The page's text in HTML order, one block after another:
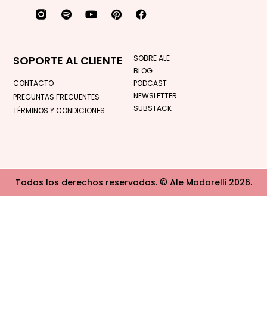
SOBRE ALE
BLOG
PODCAST
NEWSLETTER
SUBSTACK
SOPORTE AL CLIENTE
CONTACTO
PREGUNTAS FRECUENTES
TÉRMINOS Y CONDICIONES
Todos los derechos reservados. © Ale Modarelli 2026.